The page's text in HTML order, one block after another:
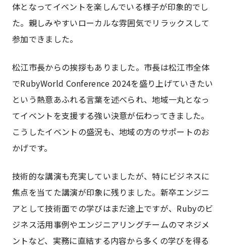
体となってイベントを楽しんでいる様子が印象的でし
た。親しみやすいローカルな雰囲気でリラックスして
参加できました。
松江市長からの挨拶もありました。市長は松江市全体
でRubyWorld Conference 2024を盛り上げていきたい
という熱意あふれる言葉を述べられ、地域一丸となっ
てイベントを支援する強い決意が伝わってきました。
こうしたイベントの盛況も、地域の方のサポートのお
かげです。
技術的な講演も充実していましたが、特にビジネスに
焦点を当てた講演が印象に残りました。新卒エンジニ
アとして技術面での学びはまだ途上ですが、Rubyのビ
ジネス活用事例やエンジニアリングチームのマネジメ
ントなど、実務に直結する内容から多くの学びを得る